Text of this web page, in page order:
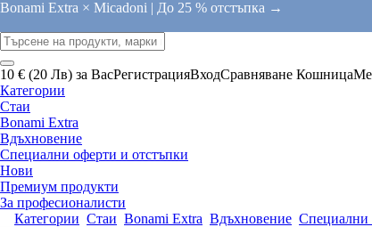
Bonami Extra × Micadoni | До 25 % отстъпка →
10 € (20 Лв) за ВасРегистрацияВходСравняване Кошница
Категории
Стаи
Bonami Extra
Вдъхновение
Специални оферти и отстъпки
Нови
Премиум продукти
За професионалисти
Категории Стаи Bonami Extra Вдъхновение Специални